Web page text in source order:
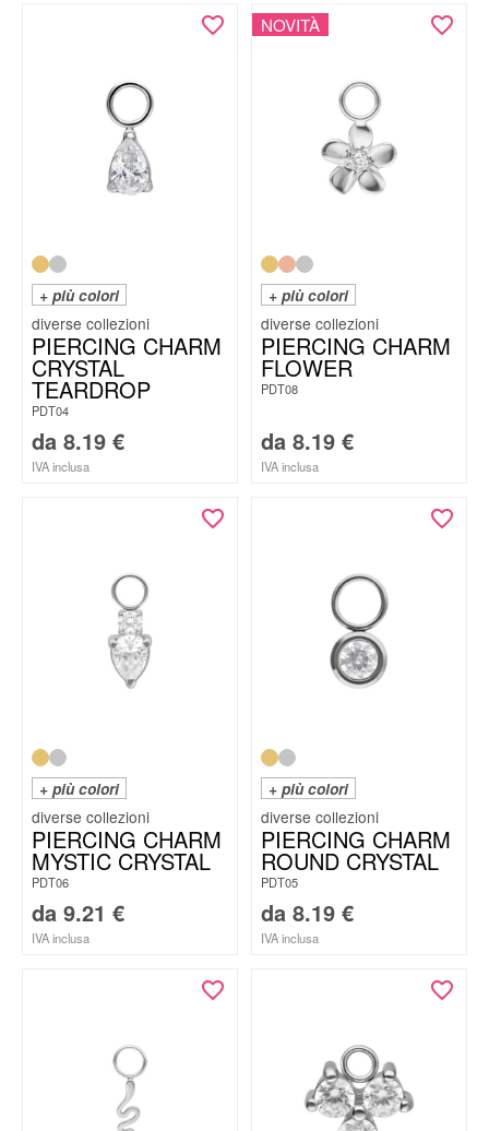
+ più colori
PIERCING CHARM
CRYSTAL
TEARDROP
PDT04
da 8.19 €
IVA inclusa
NOVITÀ
+ più colori
PIERCING CHARM
FLOWER
PDT08
da 8.19 €
IVA inclusa
+ più colori
PIERCING CHARM
MYSTIC CRYSTAL
PDT06
da 9.21 €
IVA inclusa
+ più colori
PIERCING CHARM
ROUND CRYSTAL
PDT05
da 8.19 €
IVA inclusa